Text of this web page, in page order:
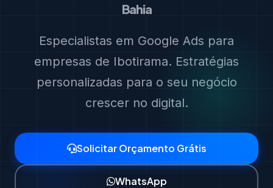
Bahia
Especialistas em Google Ads para
empresas de Ibotirama. Estratégias
personalizadas para o seu negócio
crescer no digital.
Solicitar Orçamento Grátis
WhatsApp